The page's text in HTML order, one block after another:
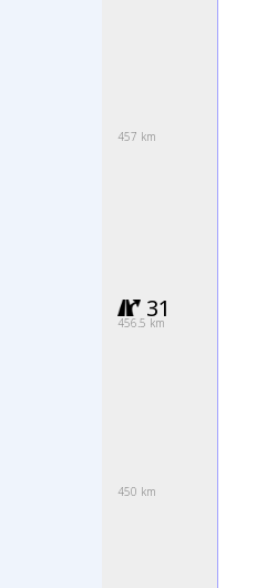
457 km
31
456.5 km
450 km